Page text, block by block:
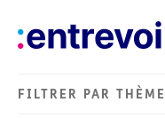
FILTRER PAR THÈME